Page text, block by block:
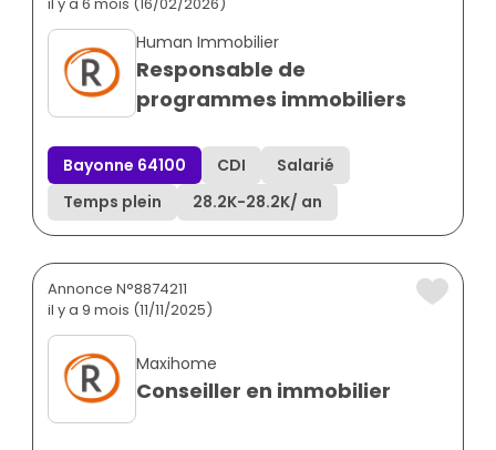
Human Immobilier
Responsable de
programmes immobiliers
Bayonne 64100 CDI
Salarié
Temps plein
28.2K-28.2K/ an
Annonce N°8874211
il y a 9 mois (11/11/2025)
Maxihome
Conseiller en immobilier